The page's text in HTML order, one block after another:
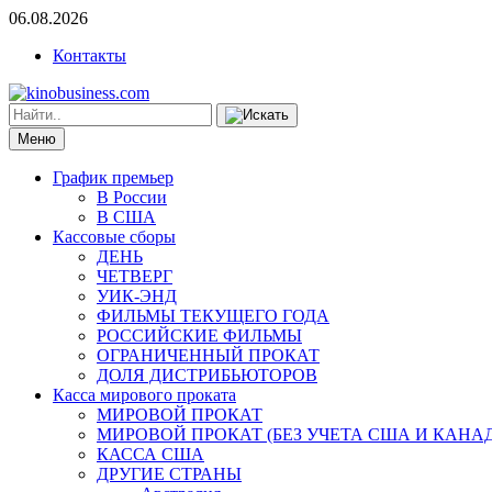
06.08.2026
Контакты
Меню
График премьер
В России
В США
Кассовые сборы
ДЕНЬ
ЧЕТВЕРГ
УИК-ЭНД
ФИЛЬМЫ ТЕКУЩЕГО ГОДА
РОССИЙСКИЕ ФИЛЬМЫ
ОГРАНИЧЕННЫЙ ПРОКАТ
ДОЛЯ ДИСТРИБЬЮТОРОВ
Касса мирового проката
МИРОВОЙ ПРОКАТ
МИРОВОЙ ПРОКАТ (БЕЗ УЧЕТА США И
КАССА США
ДРУГИЕ СТРАНЫ